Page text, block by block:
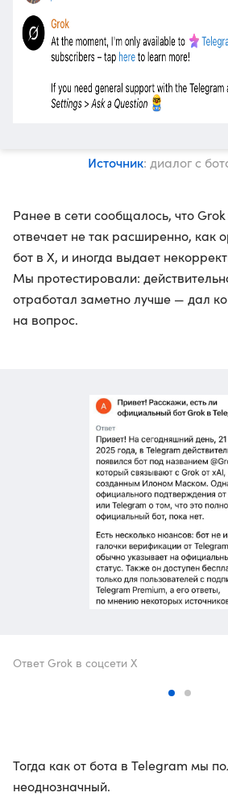
Источник: диалог с
Ранее в сети сообщалось, что
отвечает не так расширенно, как
бот в X, и иногда выдает
Мы протестировали:
отработал заметно лучше — дал
на вопрос.
Ответ Grok в соцсети X
Тогда как от бота в Telegram мы
неоднозначный.